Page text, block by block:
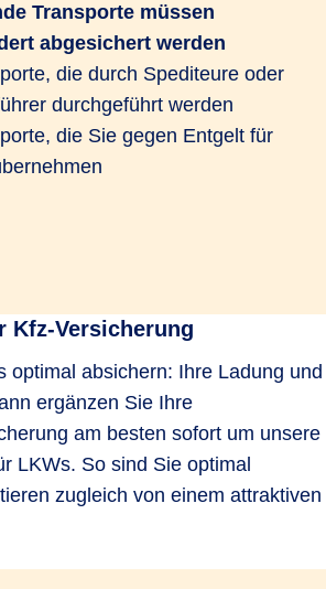
Transporte müssen
abgesichert werden
die durch Spediteure oder
durchgeführt werden
die Sie gegen Entgelt für
Kfz-Versicherung
optimal absichern: Ihre Ladung und
ergänzen Sie Ihre
am besten sofort um unsere
LKWs. So sind Sie optimal
zugleich von einem attraktiven